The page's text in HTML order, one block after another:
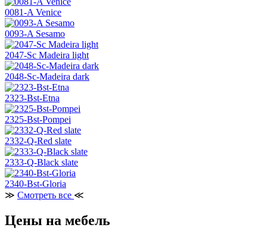
0081-A Venice
0093-A Sesamo
2047-Sc Madeira light
2048-Sc-Madeira dark
2323-Bst-Etna
2325-Bst-Pompei
2332-Q-Red slate
2333-Q-Black slate
2340-Bst-Gloria
≫ Смотреть все ≪
Цены на мебель